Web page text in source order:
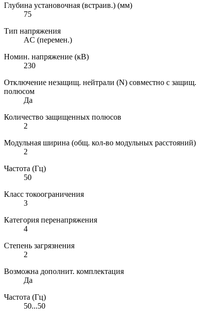
Глубина установочная (встраив.) (мм)
75
Тип напряжения
AC (перемен.)
Номин. напряжение (кВ)
230
Отключение незащищ. нейтрали (N) совместно с защищ.
полюсом
Да
Количество защищенных полюсов
2
Модульная ширина (общ. кол-во модульных расстояний)
2
Частота (Гц)
50
Класс токоограничения
3
Категория перенапряжения
4
Степень загрязнения
2
Возможна дополнит. комплектация
Да
Частота (Гц)
50...50